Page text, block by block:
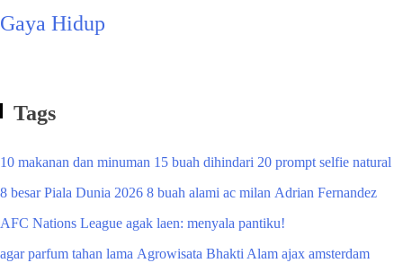
Gaya Hidup
Tags
10 makanan dan minuman 15 buah dihindari 20 prompt selfie natural
8 besar Piala Dunia 2026 8 buah alami ac milan Adrian Fernandez
AFC Nations League agak laen: menyala pantiku!
agar parfum tahan lama Agrowisata Bhakti Alam ajax amsterdam